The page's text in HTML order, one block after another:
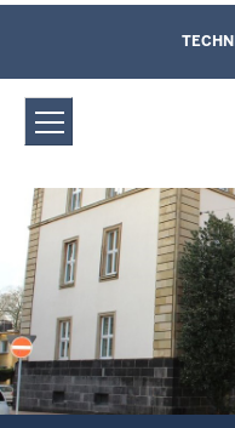
Amtsgericht
Sitzungstermine
Direkt zum Inhalt
Leichte Sprache,
und